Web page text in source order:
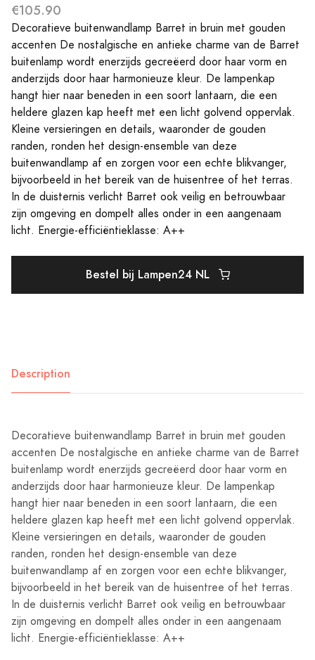
€105.90
Decoratieve buitenwandlamp Barret in bruin met gouden
accenten De nostalgische en antieke charme van de Barret
buitenlamp wordt enerzijds gecreëerd door haar vorm en
anderzijds door haar harmonieuze kleur. De lampenkap
hangt hier naar beneden in een soort lantaarn, die een
heldere glazen kap heeft met een licht golvend oppervlak.
Kleine versieringen en details, waaronder de gouden
randen, ronden het design-ensemble van deze
buitenwandlamp af en zorgen voor een echte blikvanger,
bijvoorbeeld in het bereik van de huisentree of het terras.
In de duisternis verlicht Barret ook veilig en betrouwbaar
zijn omgeving en dompelt alles onder in een aangenaam
licht. Energie-efficiëntieklasse: A++
Bestel bij Lampen24 NL
Description
Decoratieve buitenwandlamp Barret in bruin met gouden
accenten De nostalgische en antieke charme van de Barret
buitenlamp wordt enerzijds gecreëerd door haar vorm en
anderzijds door haar harmonieuze kleur. De lampenkap
hangt hier naar beneden in een soort lantaarn, die een
heldere glazen kap heeft met een licht golvend oppervlak.
Kleine versieringen en details, waaronder de gouden
randen, ronden het design-ensemble van deze
buitenwandlamp af en zorgen voor een echte blikvanger,
bijvoorbeeld in het bereik van de huisentree of het terras.
In de duisternis verlicht Barret ook veilig en betrouwbaar
zijn omgeving en dompelt alles onder in een aangenaam
licht. Energie-efficiëntieklasse: A++